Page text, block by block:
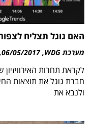
האם גוגל תצליח
מערכת WDG 06/05/2017
לקראת תחרות
חברת גוגל את תוצאות
ולנבא את